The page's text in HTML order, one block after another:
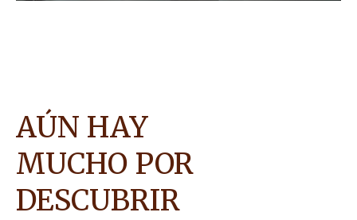
AÚN HAY
MUCHO POR
DESCUBRIR